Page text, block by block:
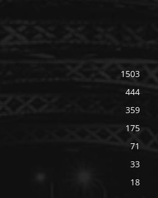
1503
444
359
175
71
33
18